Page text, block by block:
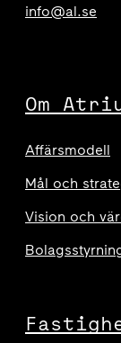
info@al.se
Om
Affärsmodell
Mål och
Vision och